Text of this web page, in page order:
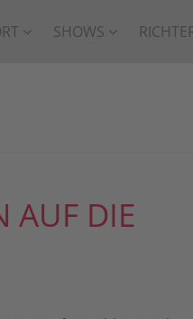
SHOWS
AUF DIE